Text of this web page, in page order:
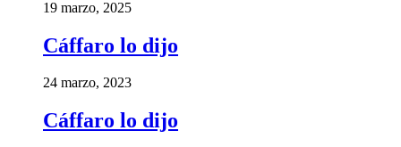
19 marzo, 2025
Cáffaro lo dijo
24 marzo, 2023
Cáffaro lo dijo